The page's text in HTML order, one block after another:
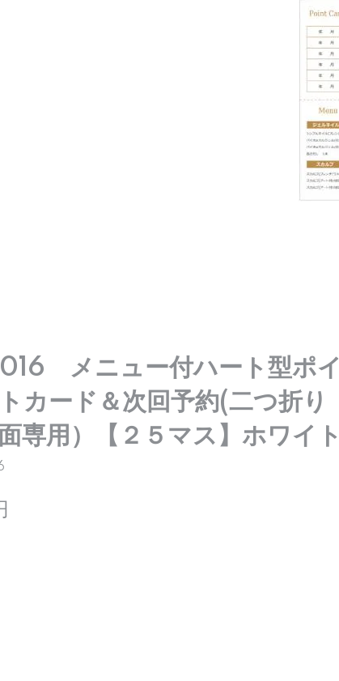
メニュー付ハート型ポイ
カード＆次回予約(二つ折り
専用）【２５マス】ホワイト